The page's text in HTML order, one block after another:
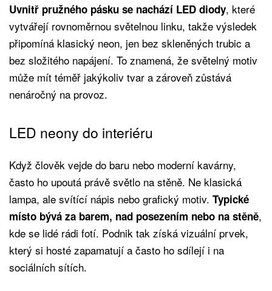
Uvnitř pružného pásku se nachází LED diody, které
vytvářejí rovnoměrnou světelnou linku, takže výsledek
připomíná klasický neon, jen bez skleněných trubic a
bez složitého napájení. To znamená, že světelný motiv
může mít téměř jakýkoliv tvar a zároveň zůstává
nenáročný na provoz.
LED neony do interiéru
Když člověk vejde do baru nebo moderní kavárny,
často ho upoutá právě světlo na stěně. Ne klasická
lampa, ale svítící nápis nebo grafický motiv. Typické
místo bývá za barem, nad posezením nebo na stěně,
kde se lidé rádi fotí. Podnik tak získá vizuální prvek,
který si hosté zapamatují a často ho sdílejí i na
sociálních sítích.